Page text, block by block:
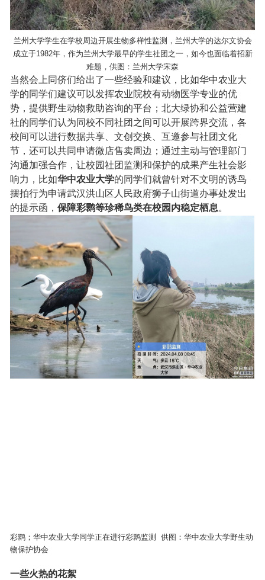
兰州大学学生在学校周边开展生物多样性监测，兰州大学的达尔文协会
成立于1982年，作为兰州大学最早的学生社团之一，如今也面临着招新
难题，供图：兰州大学宋森
当然会上同侪们给出了一些经验和建议，比如华中农业大
学的同学们建议可以发挥农业院校有动物医学专业的优
势，提供野生动物救助咨询的平台；北大绿协和公益营建
社的同学们认为同校不同社团之间可以开展跨界交流，各
校间可以进行数据共享、文创交换、互邀参与社团文化
节，还可以共同申请微店售卖周边；通过主动与管理部门
沟通加强合作，让校园社团监测和保护的成果产生社会影
响力，比如华中农业大学的同学们就曾针对不文明的诱鸟
摆拍行为申请武汉洪山区人民政府狮子山街道办事处发出
的提示函，保障彩鹮等珍稀鸟类在校园内稳定栖息。
彩鹮；华中农业大学同学正在进行彩鹮监测供图：华中农业大学野生动
物保护协会
一些火热的花絮